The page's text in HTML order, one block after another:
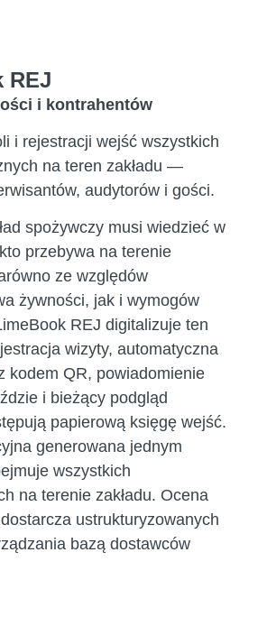
REJ
i kontrahentów
i rejestracji wejść wszystkich
na teren zakładu —
audytorów i gości.
spożywczy musi wiedzieć w
przebywa na terenie
ze względów
żywności, jak i wymogów
REJ digitalizuje ten
wizyty, automatyczna
kodem QR, powiadomienie
i bieżący podgląd
papierową księgę wejść.
generowana jednym
wszystkich
na terenie zakładu. Ocena
ustrukturyzowanych
bazą dostawców